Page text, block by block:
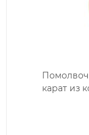
карат из